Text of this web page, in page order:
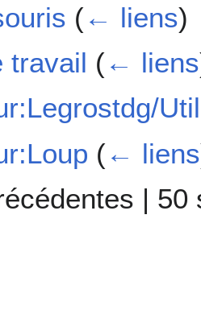
(← liens)
travail (← liens
(← liens
| 50